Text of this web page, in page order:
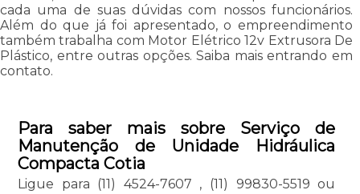
cada uma de suas dúvidas com nossos funcionários.
Além do que já foi apresentado, o empreendimento
também trabalha com Motor Elétrico 12v Extrusora De
Plástico, entre outras opções. Saiba mais entrando em
contato.
Para saber mais sobre Serviço de
Manutenção de Unidade Hidráulica
Compacta Cotia
Ligue para (11) 4524-7607 , (11) 99830-5519 ou